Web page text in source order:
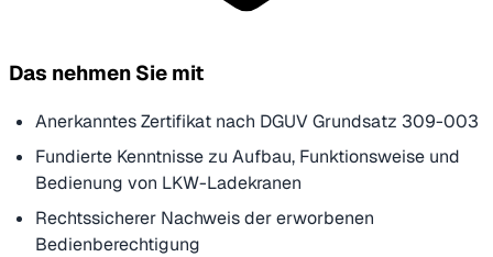
Das nehmen Sie mit
Anerkanntes Zertifikat nach DGUV Grundsatz 309-003
Fundierte Kenntnisse zu Aufbau, Funktionsweise und
Bedienung von LKW-Ladekranen
Rechtssicherer Nachweis der erworbenen
Bedienberechtigung